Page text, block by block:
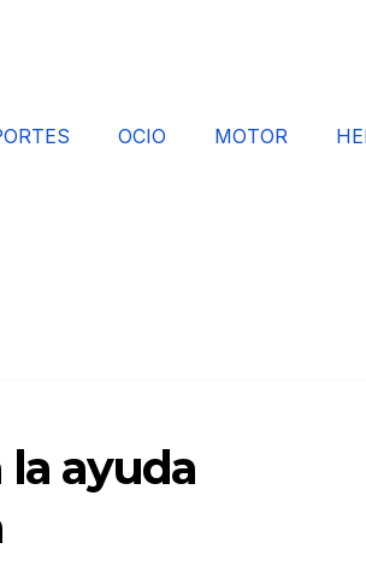
OCIO MOTOR
la ayuda